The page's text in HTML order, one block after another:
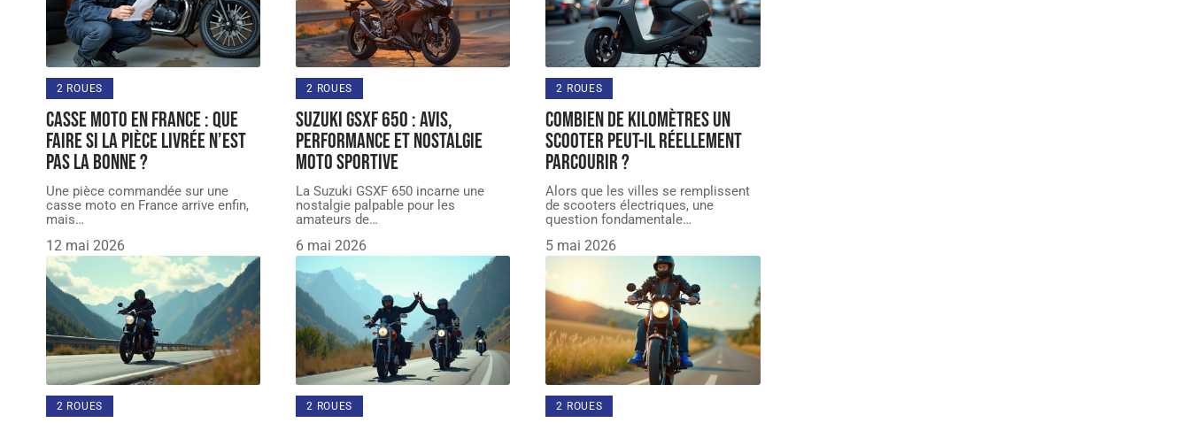
2 ROUES
Casse moto en france : que
faire si la pièce livrée n’est
pas la bonne ?
Une pièce commandée sur une
casse moto en France arrive enfin,
mais…
12 mai 2026
2 ROUES
Suzuki GSXF 650 : avis,
performance et nostalgie
moto sportive
La Suzuki GSXF 650 incarne une
nostalgie palpable pour les
amateurs de…
6 mai 2026
2 ROUES
Combien de kilomètres un
scooter peut-il réellement
parcourir ?
Alors que les villes se remplissent
de scooters électriques, une
question fondamentale…
5 mai 2026
2 ROUES 2 ROUES 2 ROUES